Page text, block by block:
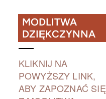
MODLITWA
DZIĘKCZYNNA
KLIKNIJ NA
POWYŻSZY LINK,
ABY ZAPOZNAĆ SIĘ